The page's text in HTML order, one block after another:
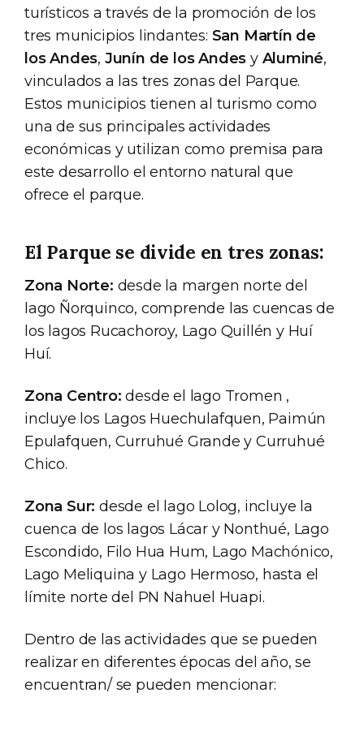
turísticos a través de la promoción de los
tres municipios lindantes: San Martín de
los Andes, Junín de los Andes y Aluminé,
vinculados a las tres zonas del Parque.
Estos municipios tienen al turismo como
una de sus principales actividades
económicas y utilizan como premisa para
este desarrollo el entorno natural que
ofrece el parque.
El Parque se divide en tres zonas:
Zona Norte: desde la margen norte del
lago Ñorquinco, comprende las cuencas de
los lagos Rucachoroy, Lago Quillén y Huí
Huí.
Zona Centro: desde el lago Tromen ,
incluye los Lagos Huechulafquen, Paimún
Epulafquen, Curruhué Grande y Curruhué
Chico.
Zona Sur: desde el lago Lolog, incluye la
cuenca de los lagos Lácar y Nonthué, Lago
Escondido, Filo Hua Hum, Lago Machónico,
Lago Meliquina y Lago Hermoso, hasta el
límite norte del PN Nahuel Huapi.
Dentro de las actividades que se pueden
realizar en diferentes épocas del año, se
encuentran/ se pueden mencionar: